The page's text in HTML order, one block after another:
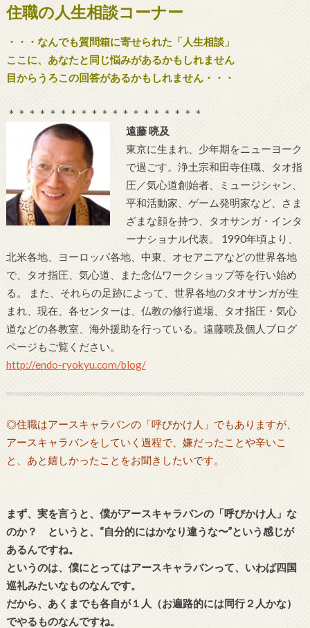
住職の人生相談コーナー
・・・なんでも質問箱に寄せられた「人生相談」
ここに、あなたと同じ悩みがあるかもしれません
目からうろこの回答があるかもしれません・・・
＊＊＊＊＊＊＊＊＊＊＊＊＊＊＊＊＊＊＊
遠藤 喨及
東京に生まれ、少年期をニューヨーク
で過ごす。浄土宗和田寺住職、タオ指
圧／気心道創始者、ミュージシャン、
平和活動家、ゲーム発明家など、さま
ざまな顔を持つ、タオサンガ・インタ
ーナショナル代表。 1990年頃より、
北米各地、ヨーロッパ各地、中東、オセアニアなどの世界各地
で、タオ指圧、気心道、また念仏ワークショップ等を行い始め
る。 また、それらの足跡によって、世界各地のタオサンガが生
まれ、現在、各センターは、仏教の修行道場、タオ指圧・気心
道などの各教室、海外援助を行っている。遠藤喨及個人ブログ
ページもご覧ください。
http://endo-ryokyu.com/blog/
◎住職はアースキャラバンの「呼びかけ人」でもありますが、
アースキャラバンをしていく過程で、嫌だったことや辛いこ
と、あと嬉しかったことをお聞きしたいです。
まず、実を言うと、僕がアースキャラバンの「呼びかけ人」な
のか？ というと、“自分的にはかなり違うな〜”という感じが
あるんですね。
というのは、僕にとってはアースキャラバンって、いわば四国
巡礼みたいなものなんです。
だから、あくまでも各自が１人（お遍路的には同行２人かな）
でやるものなんですね。